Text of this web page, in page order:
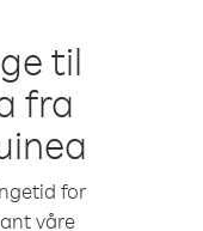
til
fra
for
våre